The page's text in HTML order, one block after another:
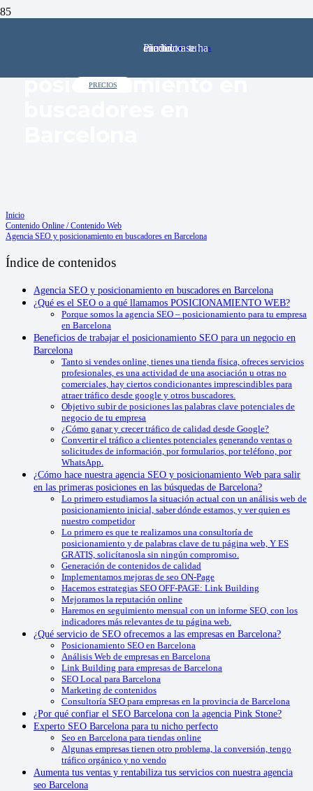
91 602 72 64
comercial@pinkstone.es
Producto
se ha añadido a tu carrito.
PRECIOS
Agencia SEO y
posicionamiento en
Inicio
Contenido Online / Contenido Web
Agencia SEO y posicionamiento en buscadores en Barcelona
Índice de contenidos
Agencia SEO y posicionamiento en buscadores en Barcelona
¿Qué es el SEO o a qué llamamos POSICIONAMIENTO WEB?
Porque somos la agencia SEO – posicionamiento para tu empresa
en Barcelona
Beneficios de trabajar el posicionamiento SEO para un negocio en
Barcelona
Tanto si vendes online, tienes una tienda física, ofreces servicios
profesionales, es una actividad de una asociación u otras no
comerciales, hay ciertos condicionantes imprescindibles para
atraer tráfico desde google y otros buscadores.
Objetivo subir de posiciones las palabras clave potenciales de
negocio de tu empresa
¿Cómo ganar y crecer tráfico de calidad desde Google?
Convertir el tráfico a clientes potenciales generando ventas o
solicitudes de información, por formularios, por teléfono, por
WhatsApp.
¿Cómo hace nuestra agencia SEO y posicionamiento Web para salir
en las primeras posiciones en las búsquedas de Barcelona?
Lo primero estudiamos la situación actual con un análisis web de
posicionamiento inicial, saber dónde estamos, y ver quien es
nuestro competidor
Lo primero es que te realizamos una consultoría de
posicionamiento y de palabras clave de tu página web, Y ES
GRATIS, solicítanosla sin ningún compromiso.
Generación de contenidos de calidad
Implementamos mejoras de seo ON-Page
Hacemos estrategias SEO OFF-PAGE: Link Building
Mejoramos la reputación online
Haremos en seguimiento mensual con un informe SEO, con los
indicadores más relevantes de tu página web.
¿Qué servicio de SEO ofrecemos a las empresas en Barcelona?
Posicionamiento SEO en Barcelona
Análisis Web de empresas en Barcelona
Link Building para empresas de Barcelona
SEO Local para Barcelona
Marketing de contenidos
Consultoría SEO para empresas en la provincia de Barcelona
¿Por qué confiar el SEO Barcelona con la agencia Pink Stone?
Experto SEO Barcelona para tu nicho perfecto
Seo en Barcelona para tiendas online
Algunas empresas tienen otro problema, la conversión, tengo
tráfico orgánico y no vendo
Aumenta tus ventas y rentabiliza tus servicios con nuestra agencia
seo Barcelona